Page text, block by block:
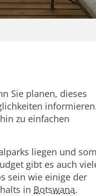
Sie planen, dieses
zu einfachen
liegen und
gibt es auch
sein wie einige der
in Botswana.